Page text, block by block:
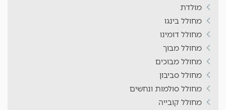
מולדת
מחולל בינגו
מחולל דומינו
מחולל מבוך
מחולל מבוכים
מחולל סביבון
מחולל סולמות ונחשים
מחולל קובייה